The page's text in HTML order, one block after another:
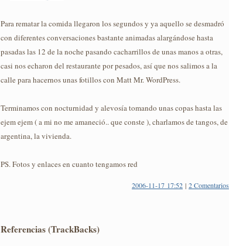
Para rematar la comida llegaron los segundos y ya aquello se desmadró
con diferentes conversaciones bastante animadas alargándose hasta
pasadas las 12 de la noche pasando cacharrillos de unas manos a otras,
casi nos echaron del restaurante por pesados, así que nos salimos a la
calle para hacernos unas fotillos con Matt Mr. WordPress.
Terminamos con nocturnidad y alevosía tomando unas copas hasta las
ejem ejem ( a mi no me amaneció.. que conste ), charlamos de tangos, de
argentina, la vivienda.
PS. Fotos y enlaces en cuanto tengamos red
2006-11-17 17:52 | 2 Comentarios
Referencias (TrackBacks)